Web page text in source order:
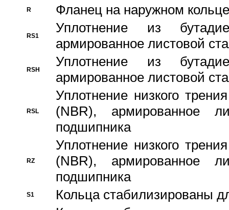
R Фланец на наружном кольце
RS1
Уплотнение из
армированное листовой
RSH
Уплотнение из
армированное листовой
RSL
Уплотнение низкого
(NBR), армированное
подшипника
RZ
Уплотнение низкого
(NBR), армированное
подшипника
S1 Кольца стабилизированы